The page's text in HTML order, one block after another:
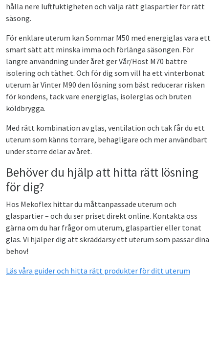
hålla nere luftfuktigheten och välja rätt glaspartier för rätt
säsong.
För enklare uterum kan Sommar M50 med energiglas vara ett
smart sätt att minska imma och förlänga säsongen. För
längre användning under året ger Vår/Höst M70 bättre
isolering och täthet. Och för dig som vill ha ett vinterbonat
uterum är Vinter M90 den lösning som bäst reducerar risken
för kondens, tack vare energiglas, isolerglas och bruten
köldbrygga.
Med rätt kombination av glas, ventilation och tak får du ett
uterum som känns torrare, behagligare och mer användbart
under större delar av året.
Behöver du hjälp att hitta rätt lösning
för dig?
Hos Mekoflex hittar du måttanpassade uterum och
glaspartier – och du ser priset direkt online. Kontakta oss
gärna om du har frågor om uterum, glaspartier eller tonat
glas. Vi hjälper dig att skräddarsy ett uterum som passar dina
behov!
Läs våra guider och hitta rätt produkter för ditt uterum